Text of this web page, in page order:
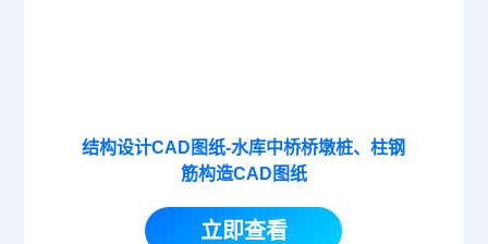
结构设计CAD图纸-水库中桥桥墩桩、柱钢
筋构造CAD图纸
立即查看